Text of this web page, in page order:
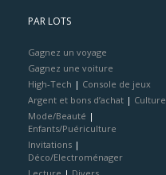
PAR LOTS
Gagnez un voyage
Gagnez une voiture
High-Tech | Console de jeux
Argent et bons d’achat | Culture
Mode/Beauté |
Enfants/Puériculture
Invitations |
Déco/Electroménager